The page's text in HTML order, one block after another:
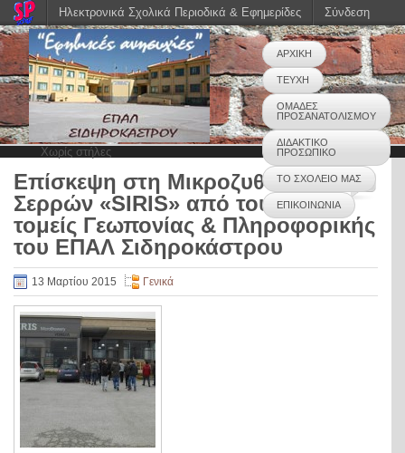
ΑΡΧΙΚΗ
ΤΕΥΧΗ
ΟΜΑΔΕΣ
ΠΡΟΣΑΝΑΤΟΛΙΣΜΟΥ
ΔΙΔΑΚΤΙΚΟ
ΠΡΟΣΩΠΙΚΟ
ΤΟ ΣΧΟΛΕΙΟ ΜΑΣ
ΕΠΙΚΟΙΝΩΝΙΑ
Χωρίς στήλες
0
Επίσκεψη στη Μικροζυθοποιία
Σερρών «SIRIS» από τους
τομείς Γεωπονίας & Πληροφορικής
του ΕΠΑΛ Σιδηροκάστρου
13 Μαρτίου 2015 Γενικά
Ηλεκτρονικά Σχολικά Περιοδικά & Εφημερίδες Σύνδεση